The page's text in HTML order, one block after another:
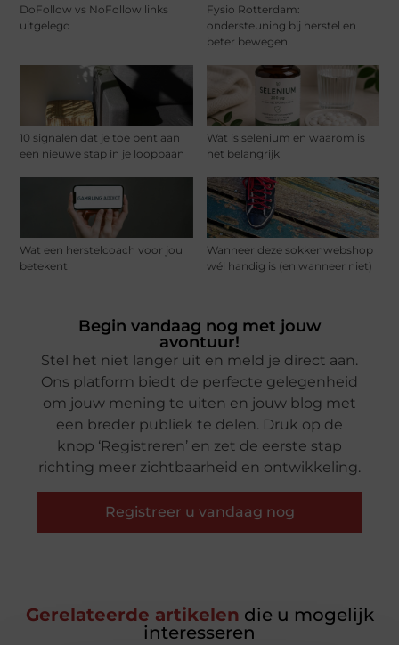
DoFollow vs NoFollow links
uitgelegd
Fysio Rotterdam:
ondersteuning bij herstel en
beter bewegen
10 signalen dat je toe bent aan
een nieuwe stap in je loopbaan
Wat is selenium en waarom is
het belangrijk
Wat een herstelcoach voor jou
betekent
Wanneer deze sokkenwebshop
wél handig is (en wanneer niet)
Begin vandaag nog met jouw
avontuur!
Stel het niet langer uit en meld je direct aan.
Ons platform biedt de perfecte gelegenheid
om jouw mening te uiten en jouw blog met
een breder publiek te delen. Druk op de
knop ‘Registreren’ en zet de eerste stap
richting meer zichtbaarheid en ontwikkeling.
Registreer u vandaag nog
Gerelateerde artikelen die u mogelijk
interesseren